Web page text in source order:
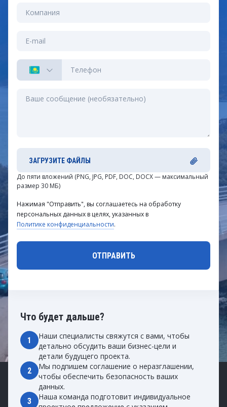
Что будет дальше?
1
Наши специалисты свяжутся с вами, чтобы
детально обсудить ваши бизнес-цели и
детали будущего проекта.
2
Мы подпишем соглашение о неразглашении,
чтобы обеспечить безопасность ваших
данных.
3
Наша команда подготовит индивидуальное
ЗАГРУЗИТЕ ФАЙЛЫ
До пяти вложений (PNG, JPG, PDF, DOC, DOCX — максимальный
размер 30 МБ)
Нажимая "Отправить", вы соглашаетесь на обработку
персональных данных в целях, указанных в
Политике конфиденциальности.